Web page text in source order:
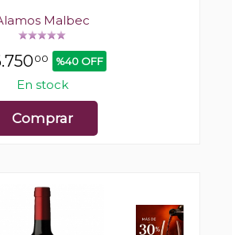
Malbec
00 %40 OFF
En stock
Comprar